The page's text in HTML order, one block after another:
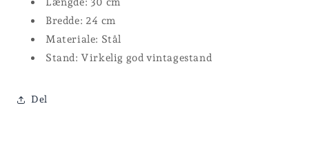
Bredde: 24 cm
Materiale: Stål
Stand: Virkelig god vintagestand
Del